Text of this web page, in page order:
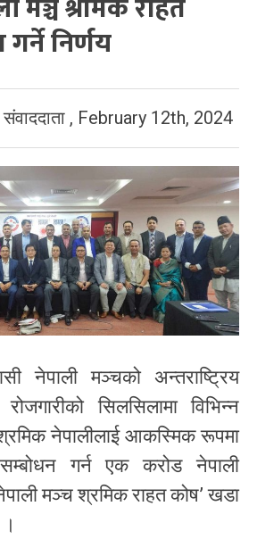
निर्णय
, February 12th, 2024
नेपाली मञ्चको अन्तराष्ट्रिय
सिलसिलामा विभिन्न
नेपालीलाई आकस्मिक रूपमा
गर्न एक करोड नेपाली
मञ्च श्रमिक राहत कोष’ खडा